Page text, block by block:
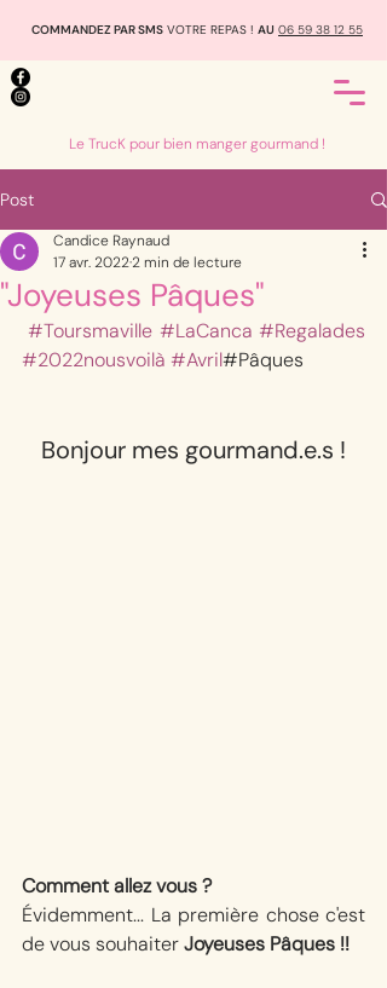
COMMANDEZ PAR SMS VOTRE REPAS ! AU 06 59 38 12 55
Le TrucK pour bien manger gourmand !
Post
"Joyeuses Pâques"
Candice Raynaud
17 avr. 20222 min de lecture
#Toursmaville #LaCanca #Regalades
#2022nousvoilà #Avril#Pâques
Bonjour mes gourmand.e.s !
Comment allez vous ?
Évidemment... La première chose c'est
de vous souhaiter Joyeuses Pâques !!